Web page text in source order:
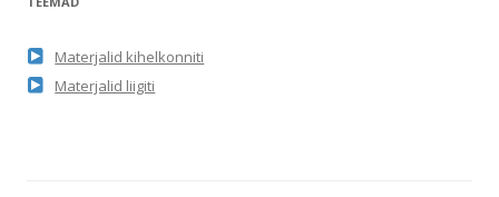
Materjalid kihelkonniti
Materjalid liigiti